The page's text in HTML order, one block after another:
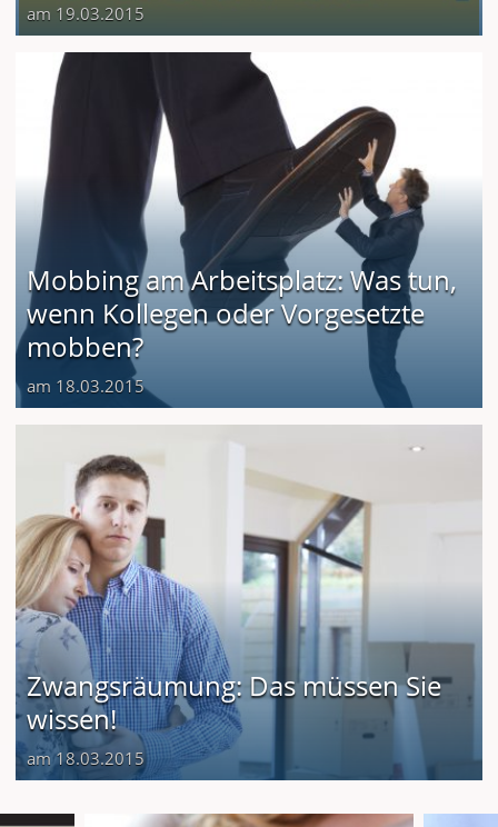
am 19.03.2015
Mobbing am Arbeitsplatz: Was tun,
wenn Kollegen oder Vorgesetzte
mobben?
am 18.03.2015
Zwangsräumung: Das müssen Sie
wissen!
am 18.03.2015